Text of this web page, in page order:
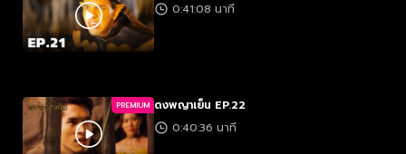
0:41:08 นาที
PREMIUM ดงพญาเย็น EP.22
0:40:36 นาที